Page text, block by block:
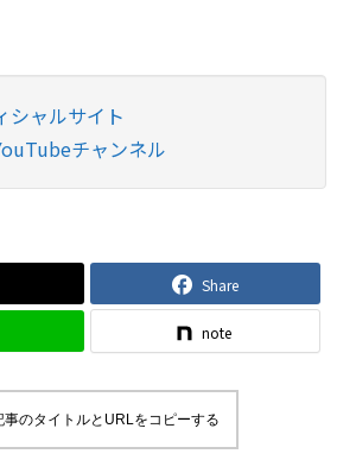
シャルサイト
チャンネル
Share
note
事のタイトルとURLをコピーする